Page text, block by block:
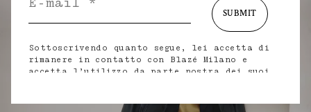
SUBMIT
Sottoscrivendo quanto segue, lei accetta di
rimanere in contatto con Blazé Milano e
accetta l’utilizzo da parte nostra dei suoi
con noi) per fornirle aggiornamenti